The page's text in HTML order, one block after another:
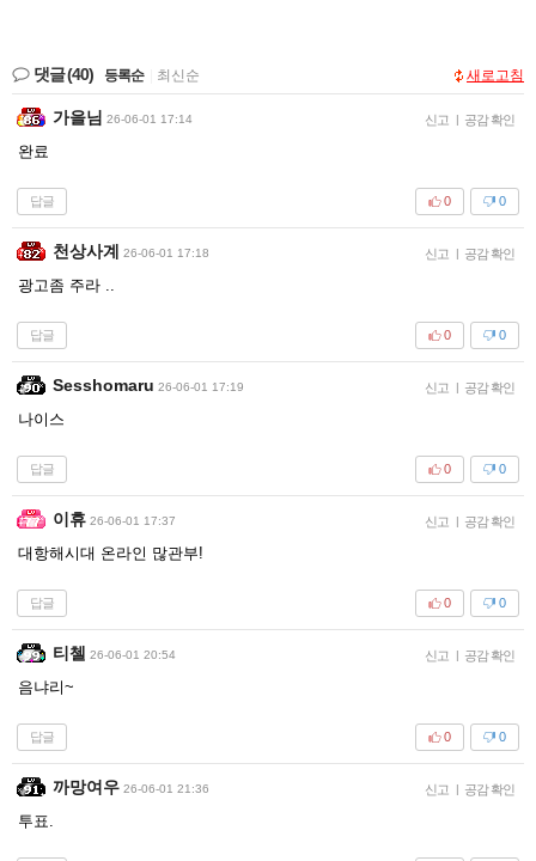
댓글(40) 등록순 최신순 새로고침
가을님 26-06-01 17:14 신고 | 공감 확인
완료
답글 0
0
천상사계 26-06-01 17:18 신고 | 공감 확인
광고좀 주라 ..
답글 0
0
Sesshomaru 26-06-01 17:19 신고 | 공감 확인
나이스
답글 0
0
이휴 26-06-01 17:37 신고 | 공감 확인
대항해시대 온라인 많관부!
답글 0
0
티첼 26-06-01 20:54 신고 | 공감 확인
음냐리~
답글 0
0
까망여우 26-06-01 21:36 신고 | 공감 확인
투표.